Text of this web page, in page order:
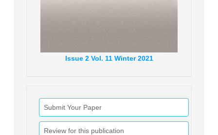
Issue2 Vol. 11 Winter 2021
Submit Your Paper
Review for this publication